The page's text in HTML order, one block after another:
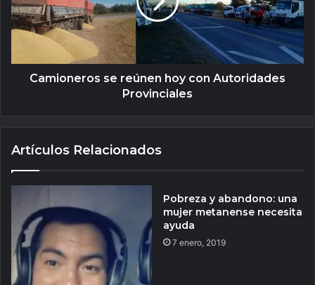
Camioneros se reúnen hoy con Autoridades
Provinciales
Artículos Relacionados
Pobreza y abandono: una
mujer metanense necesita
ayuda
7 enero, 2019